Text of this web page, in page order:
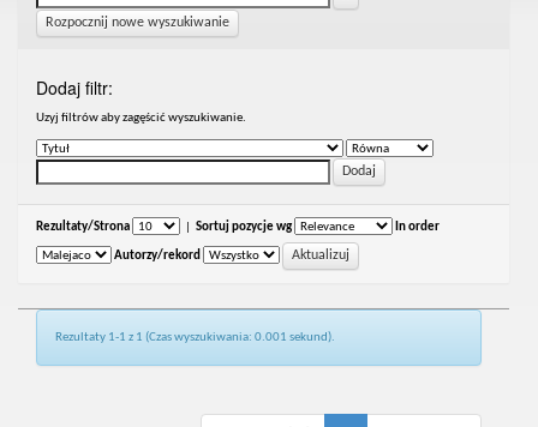
Rozpocznij nowe wyszukiwanie
Dodaj filtr:
Uzyj filtrów aby zagęścić wyszukiwanie.
Rezultaty/Strona Sortuj pozycje wg In order
Autorzy/rekord
Rezultaty 1-1 z 1 (Czas wyszukiwania: 0.001 sekund).